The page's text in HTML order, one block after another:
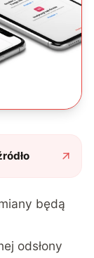
będą
odsłony